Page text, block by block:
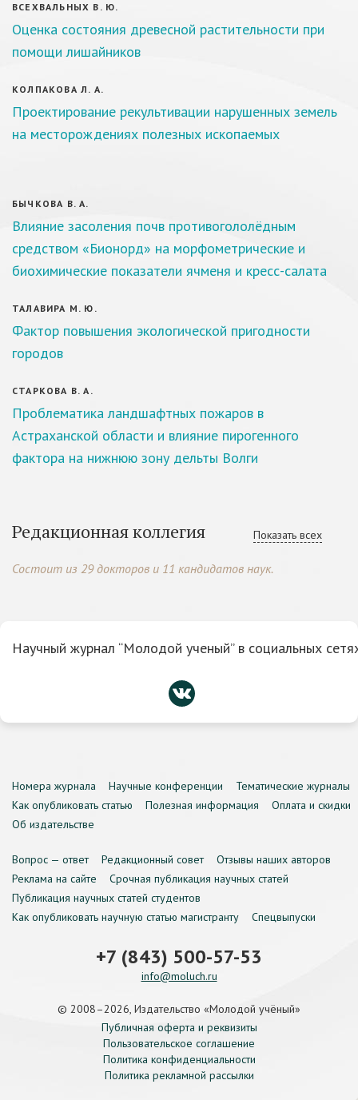
ВСЕХВАЛЬНЫХ В. Ю.
Оценка состояния древесной растительности при
помощи лишайников
КОЛПАКОВА Л. А.
Проектирование рекультивации нарушенных земель
на месторождениях полезных ископаемых
БЫЧКОВА В. А.
Влияние засоления почв противогололёдным
средством «Бионорд» на морфометрические и
биохимические показатели ячменя и кресс-салата
ТАЛАВИРА М. Ю.
Фактор повышения экологической пригодности
городов
СТАРКОВА В. А.
Проблематика ландшафтных пожаров в
Астраханской области и влияние пирогенного
фактора на нижнюю зону дельты Волги
Показать всех
Редакционная коллегия
Состоит из 29 докторов и 11 кандидатов наук.
Научный журнал “Молодой ученый” в социальных
Номера журнала Научные конференции
Тематические журналы
Как опубликовать статью
Полезная информация
Оплата и скидки
Об издательстве
Вопрос — ответ Редакционный совет
Отзывы наших авторов
Реклама на сайте
Срочная публикация научных статей
Публикация научных статей студентов
Как опубликовать научную статью магистранту
Спецвыпуски
+7 (843) 500-57-53
info@moluch.ru
© 2008–2026, Издательство «Молодой учёный»
Публичная оферта и реквизиты
Пользовательское соглашение
Политика конфиденциальности
Политика рекламной рассылки